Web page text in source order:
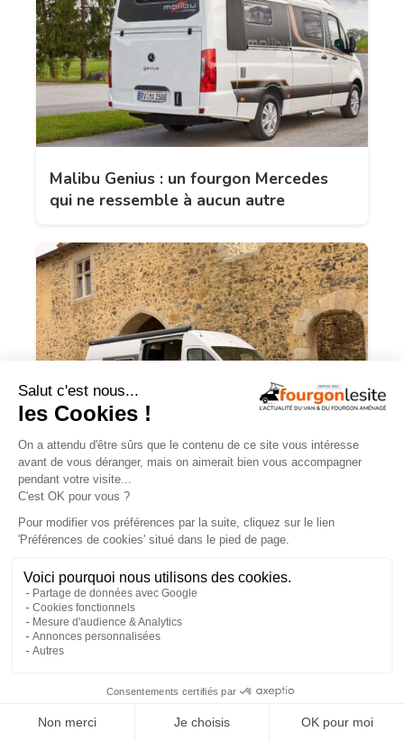
Malibu Genius : un fourgon Mercedes
qui ne ressemble à aucun autre
JOA by Pilote soigne les apparences et
notre budget